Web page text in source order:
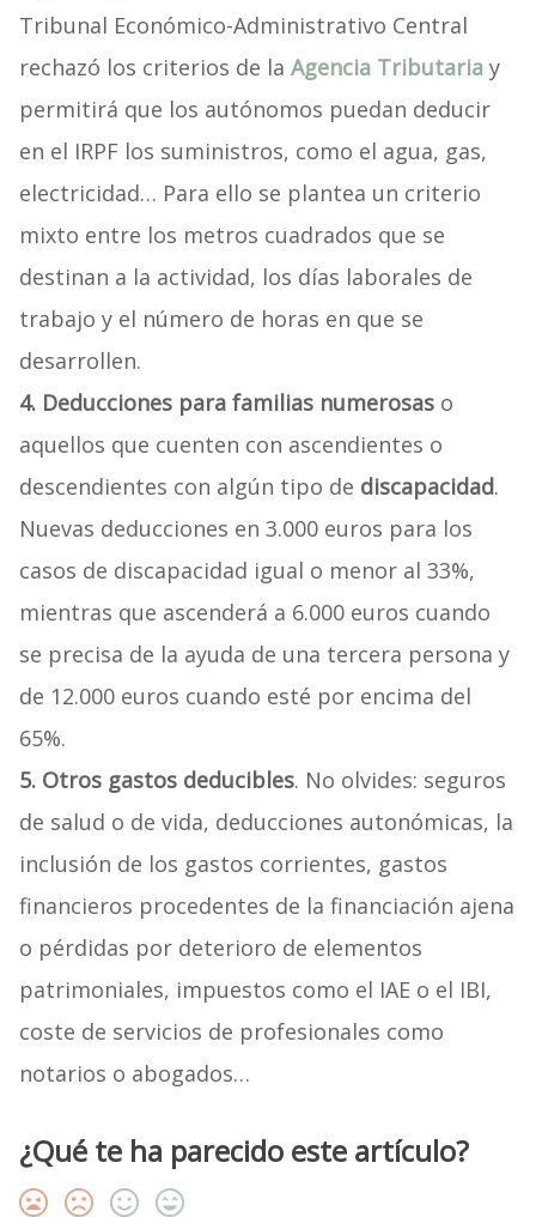
Tribunal Económico-Administrativo Central
rechazó los criterios de la Agencia Tributariay
permitirá que los autónomos puedan deducir
en el IRPF los suministros, como el agua, gas,
electricidad… Para ello se plantea un criterio
mixto entre los metros cuadrados que se
destinan a la actividad, los días laborales de
trabajo y el número de horas en que se
desarrollen.
4. Deducciones para familias numerosas o
aquellos que cuenten con ascendientes o
descendientes con algún tipo de discapacidad.
Nuevas deducciones en 3.000 euros para los
casos de discapacidad igual o menor al 33%,
mientras que ascenderá a 6.000 euros cuando
se precisa de la ayuda de una tercera persona y
de 12.000 euros cuando esté por encima del
65%.
5. Otros gastos deducibles. No olvides: seguros
de salud o de vida, deducciones autonómicas, la
inclusión de los gastos corrientes, gastos
financieros procedentes de la financiación ajena
o pérdidas por deterioro de elementos
patrimoniales, impuestos como el IAE o el IBI,
coste de servicios de profesionales como
notarios o abogados…
¿Qué te ha parecido este artículo?